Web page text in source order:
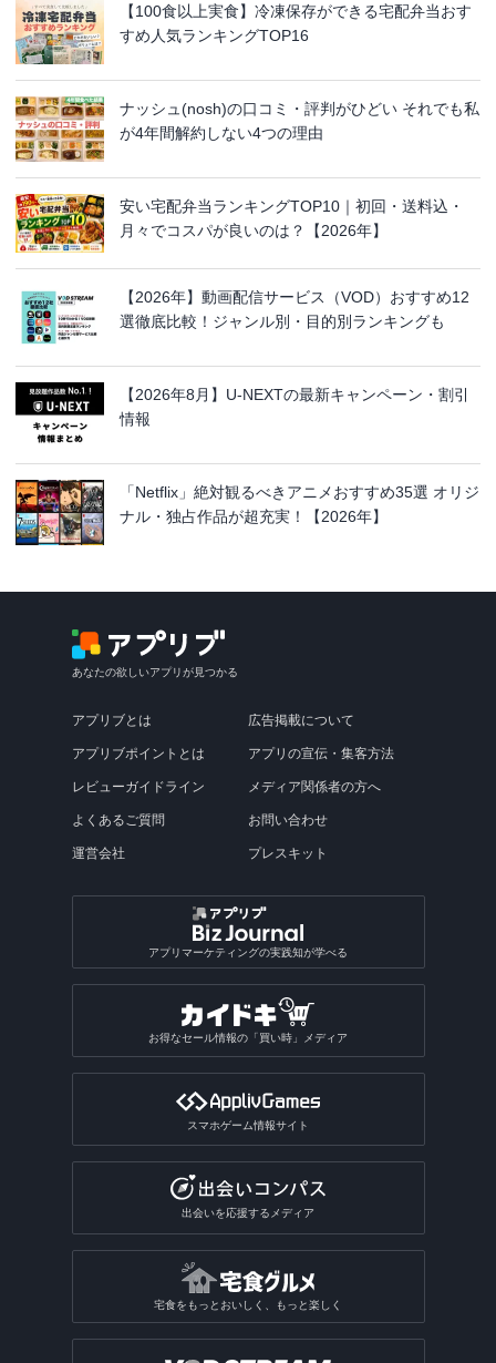
【100食以上実食】冷凍保存ができる宅配弁当おす
すめ人気ランキングTOP16
ナッシュ(nosh)の口コミ・評判がひどい それでも私
が4年間解約しない4つの理由
安い宅配弁当ランキングTOP10｜初回・送料込・
月々でコスパが良いのは？【2026年】
【2026年】動画配信サービス（VOD）おすすめ12
選徹底比較！ジャンル別・目的別ランキングも
【2026年8月】U-NEXTの最新キャンペーン・割引
情報
「Netflix」絶対観るべきアニメおすすめ35選 オリジ
ナル・独占作品が超充実！【2026年】
あなたの欲しいアプリが見つかる
アプリブとは
アプリブポイントとは
レビューガイドライン
よくあるご質問
運営会社
広告掲載について
アプリの宣伝・集客方法
メディア関係者の方へ
お問い合わせ
プレスキット
アプリマーケティングの実践知が学べる
お得なセール情報の「買い時」メディア
スマホゲーム情報サイト
出会いを応援するメディア
宅食をもっとおいしく、もっと楽しく